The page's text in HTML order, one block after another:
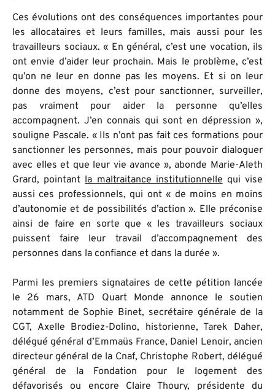
Ces évolutions ont des conséquences importantes pour
les allocataires et leurs familles, mais aussi pour les
travailleurs sociaux. « En général, c’est une vocation, ils
ont envie d’aider leur prochain. Mais le problème, c’est
qu’on ne leur en donne pas les moyens. Et si on leur
donne des moyens, c’est pour sanctionner, surveiller,
pas vraiment pour aider la personne qu’elles
accompagnent. J’en connais qui sont en dépression »,
souligne Pascale. « Ils n’ont pas fait ces formations pour
sanctionner les personnes, mais pour pouvoir dialoguer
avec elles et que leur vie avance », abonde Marie-Aleth
Grard, pointant la maltraitance institutionnelle qui vise
aussi ces professionnels, qui ont « de moins en moins
d’autonomie et de possibilités d’action ». Elle préconise
ainsi de faire en sorte que « les travailleurs sociaux
puissent faire leur travail d’accompagnement des
personnes dans la confiance et dans la durée ».
Parmi les premiers signataires de cette pétition lancée
le 26 mars, ATD Quart Monde annonce le soutien
notamment de Sophie Binet, secrétaire générale de la
CGT, Axelle Brodiez-Dolino, historienne, Tarek Daher,
délégué général d’Emmaüs France, Daniel Lenoir, ancien
directeur général de la Cnaf, Christophe Robert, délégué
général de la Fondation pour le logement des
défavorisés ou encore Claire Thoury, présidente du